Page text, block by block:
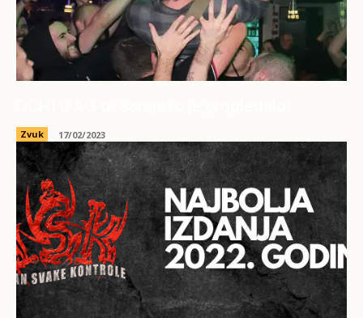
Zvuk 17/02/2023